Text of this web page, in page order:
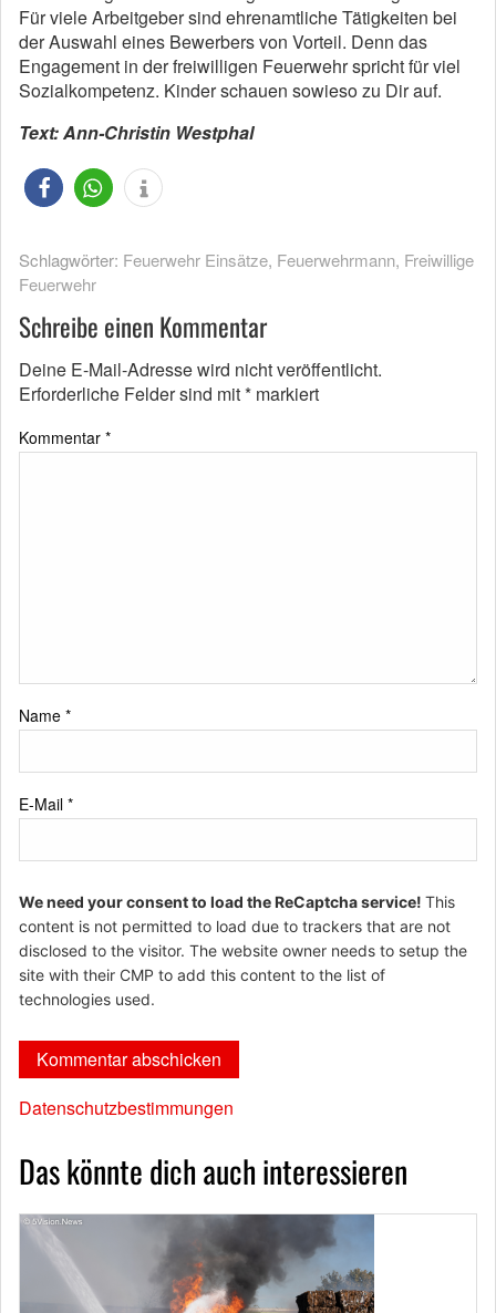
Für viele Arbeitgeber sind ehrenamtliche Tätigkeiten bei
der Auswahl eines Bewerbers von Vorteil. Denn das
Engagement in der freiwilligen Feuerwehr spricht für viel
Sozialkompetenz. Kinder schauen sowieso zu Dir auf.
Text: Ann-Christin Westphal
Schlagwörter: Feuerwehr Einsätze, Feuerwehrmann, Freiwillige
Feuerwehr
Schreibe einen Kommentar
Deine E-Mail-Adresse wird nicht veröffentlicht.
Erforderliche Felder sind mit* markiert
Kommentar *
Name *
E-Mail *
We need your consent to load the ReCaptcha service! This
content is not permitted to load due to trackers that are not
disclosed to the visitor. The website owner needs to setup the
site with their CMP to add this content to the list of
technologies used.
Datenschutzbestimmungen
Das könnte dich auch interessieren